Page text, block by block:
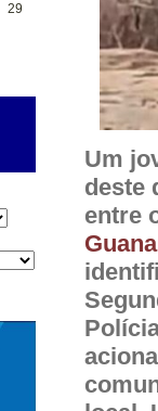
29
Um
deste
entre